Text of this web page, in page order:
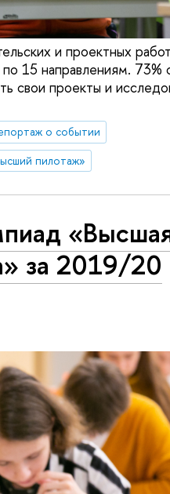
и проектных
15 направлениям. 73%
свои проекты и
о событии
пилотаж»
за 2019/20